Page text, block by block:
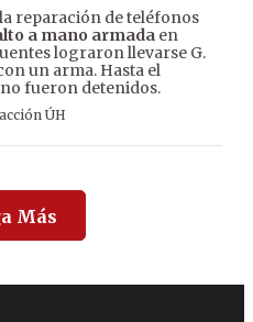
reparación de teléfonos
a mano armada en
lograron llevarse G.
un arma. Hasta el
fueron detenidos.
ÚH
Más